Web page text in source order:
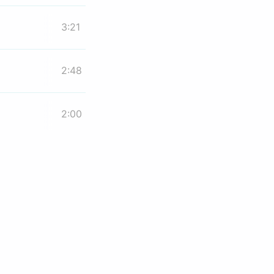
3:21
2:48
2:00